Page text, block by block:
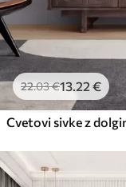
22.03€13 .22 €